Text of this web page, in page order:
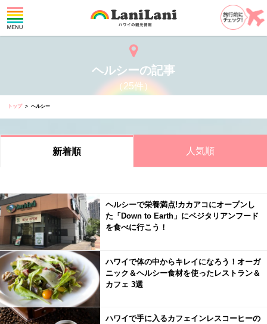
ヘルシーの記事
（25件）
トップ ヘルシー
新着順 人気順
ヘルシーで栄養満点!カカアコにオープンし
た「Down to Earth」にベジタリアンフード
を食べに行こう！
ハワイで体の中からキレイになろう！オーガ
ニック＆ヘルシー食材を使ったレストラン＆
カフェ 3選
ハワイで手に入るカフェインレスコーヒーの